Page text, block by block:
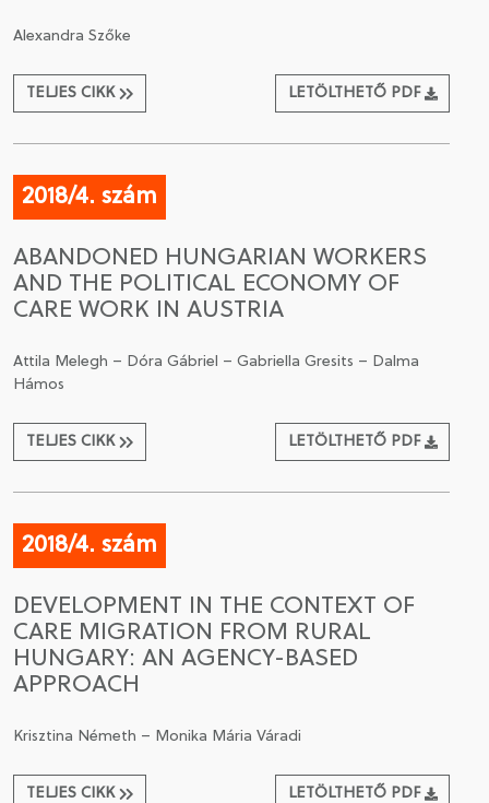
Alexandra Szőke
TELJES CIKK LETÖLTHETŐ PDF
2018/4. szám
ABANDONED HUNGARIAN WORKERS
AND THE POLITICAL ECONOMY OF
CARE WORK IN AUSTRIA
Attila Melegh – Dóra Gábriel – Gabriella Gresits – Dalma
Hámos
TELJES CIKK LETÖLTHETŐ PDF
2018/4. szám
DEVELOPMENT IN THE CONTEXT OF
CARE MIGRATION FROM RURAL
HUNGARY: AN AGENCY-BASED
APPROACH
Krisztina Németh – Monika Mária Váradi
TELJES CIKK LETÖLTHETŐ PDF